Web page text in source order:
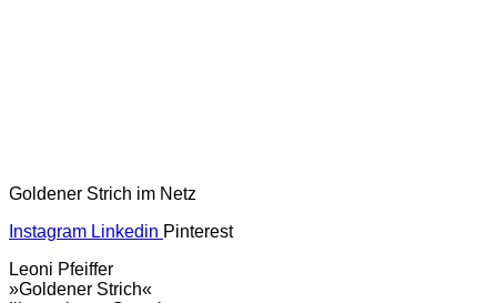
Goldener Strich im Netz
Instagram Linkedin Pinterest
Leoni Pfeiffer
»Goldener Strich«